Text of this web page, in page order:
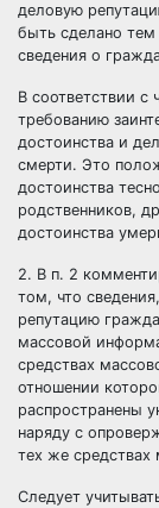
деловую
быть сделано
сведения о
В соответствии с
требованию
достоинства и
смерти. Это
достоинства
родственников,
достоинства
2. В п. 2
том, что
репутацию
массовой
средствах
отношении
распространены
наряду с
тех же
Следует